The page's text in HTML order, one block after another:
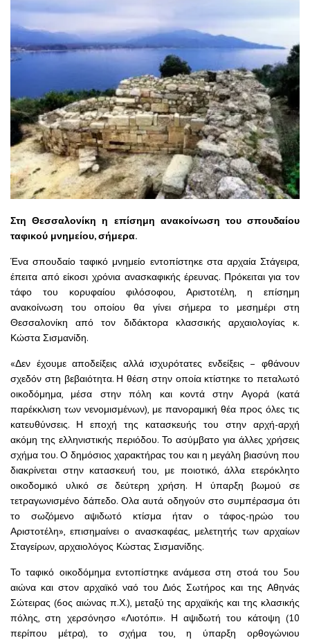
Στη Θεσσαλονίκη η επίσημη ανακοίνωση του σπουδαίου
ταφικού μνημείου, σήμερα.
Ένα σπουδαίο ταφικό μνημείο εντοπίστηκε στα αρχαία Στάγειρα,
έπειτα από είκοσι χρόνια ανασκαφικής έρευνας. Πρόκειται για τον
τάφο του κορυφαίου φιλόσοφου, Αριστοτέλη, η επίσημη
ανακοίνωση του οποίου θα γίνει σήμερα το μεσημέρι στη
Θεσσαλονίκη από τον διδάκτορα κλασσικής αρχαιολογίας κ.
Κώστα Σισμανίδη.
«Δεν έχουμε αποδείξεις αλλά ισχυρότατες ενδείξεις – φθάνουν
σχεδόν στη βεβαιότητα. Η θέση στην οποία κτίστηκε το πεταλωτό
οικοδόμημα, μέσα στην πόλη και κοντά στην Αγορά (κατά
παρέκκλιση των νενομισμένων), με πανοραμική θέα προς όλες τις
κατευθύνσεις. Η εποχή της κατασκευής του στην αρχή-αρχή
ακόμη της ελληνιστικής περιόδου. Το ασύμβατο για άλλες χρήσεις
σχήμα του. Ο δημόσιος χαρακτήρας του και η μεγάλη βιασύνη που
διακρίνεται στην κατασκευή του, με ποιοτικό, άλλα ετερόκλητο
οικοδομικό υλικό σε δεύτερη χρήση. Η ύπαρξη βωμού σε
τετραγωνισμένο δάπεδο. Ολα αυτά οδηγούν στο συμπέρασμα ότι
το σωζόμενο αψιδωτό κτίσμα ήταν ο τάφος-ηρώο του
Αριστοτέλη», επισημαίνει ο ανασκαφέας, μελετητής των αρχαίων
Σταγείρων, αρχαιολόγος Κώστας Σισμανίδης.
Το ταφικό οικοδόμημα εντοπίστηκε ανάμεσα στη στοά του 5ου
αιώνα και στον αρχαϊκό ναό του Διός Σωτήρος και της Αθηνάς
Σώτειρας (6ος αιώνας π.Χ.), μεταξύ της αρχαϊκής και της κλασικής
πόλης, στη χερσόνησο «Λιοτόπι». Η αψιδωτή του κάτοψη (10
περίπου μέτρα), το σχήμα του, η ύπαρξη ορθογώνιου